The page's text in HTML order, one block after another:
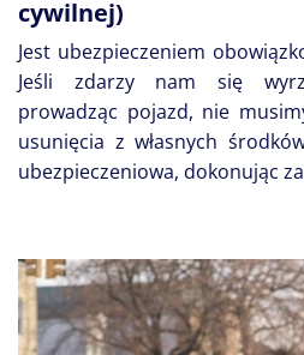
cywilnej)
Jest ubezpieczeniem
Jeśli zdarzy nam się
prowadząc pojazd, nie
usunięcia z własnych
ubezpieczeniowa, dokonując